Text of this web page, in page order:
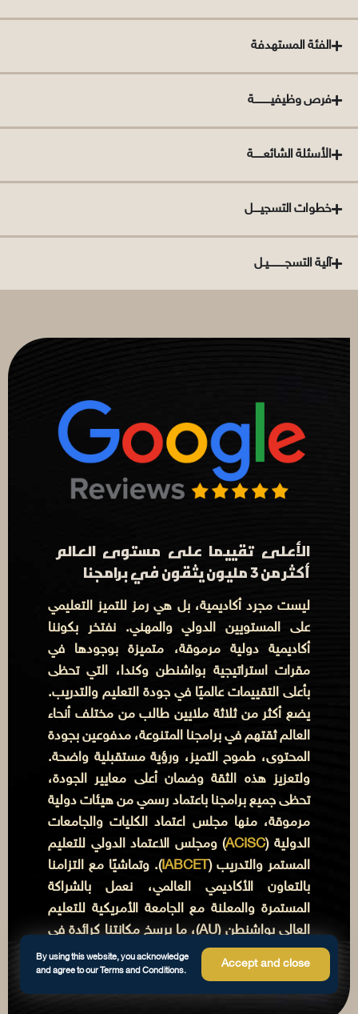
الفئة المستهدفة
فرص وظيفيــــــــــة
الأسئلة الشائعــــــة
خطوات التسجيــــل
الأعلى تقييما على مستوى العالم
أكثر من 3 مليون يثقون في برامجنا
ليست مجرد أكاديمية، بل هي رمز للتميز التعليمي
على المستويين الدولي والمهني. نفتخر بكوننا
أكاديمية دولية مرموقة، متميزة بوجودها في
مقرات استراتيجية بواشنطن وكندا، التي تحظى
بأعلى التقييمات عالميًا في جودة التعليم والتدريب.
يضع أكثر من ثلاثة ملايين طالب من مختلف أنحاء
العالم ثقتهم في برامجنا المتنوعة، مدفوعين بجودة
المحتوى، طموح التميز، ورؤية مستقبلية واضحة.
ولتعزيز هذه الثقة وضمان أعلى معايير الجودة،
تحظى جميع برامجنا باعتماد رسمي من هيئات دولية
مرموقة، منها مجلس اعتماد الكليات والجامعات
الدولية (ACISC) ومجلس الاعتماد الدولي للتعليم
المستمر والتدريب (IABCET). وتماشيًا مع التزامنا
بالتعاون الأكاديمي العالمي، نعمل بالشراكة
المستمرة والمعلنة مع الجامعة الأمريكية للتعليم
العالي بواشنطن (AU)، ما يرسخ مكانتنا كرائدة في
مجال التعليم العابر للحدود ويوفر لخريجينا فرصًا
وطنية ودولية استثنائية.
By using this website, you acknowledge
and agree to our Terms and Conditions.
Accept and close